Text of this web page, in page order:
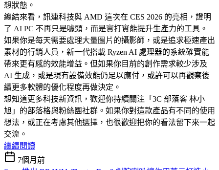
想狀態。
總結來看，訊連科技與 AMD 這次在 CES 2026 的亮相，證明
了 AI PC 不再只是噱頭，而是實打實能提升生產力的工具。
如果你是每天需要處理大量圖片的攝影師，或是追求極速產出
素材的行銷人員，新一代搭載 Ryzen AI 處理器的系統確實能
帶來更有感的效能增益。但如果你目前的創作需求較少涉及
AI 生成，或是現有設備效能仍足以應付，或許可以再觀察後
續更多軟體的優化程度再做決定。
想知道更多科技新資訊，歡迎你持續關注「3C 部落客 林小
旭」的部落格與粉絲團社群。如果你對這款產品有不同的使用
想法，或正在考慮其他選擇，也很歡迎把你的看法留下來一起
交流。
繼續閱讀
7個月前